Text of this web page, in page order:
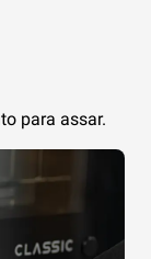
para assar.